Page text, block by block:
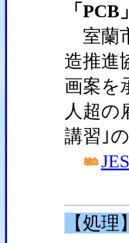
「
室蘭
造推進
画案を
人超の
講習｣
【処理】